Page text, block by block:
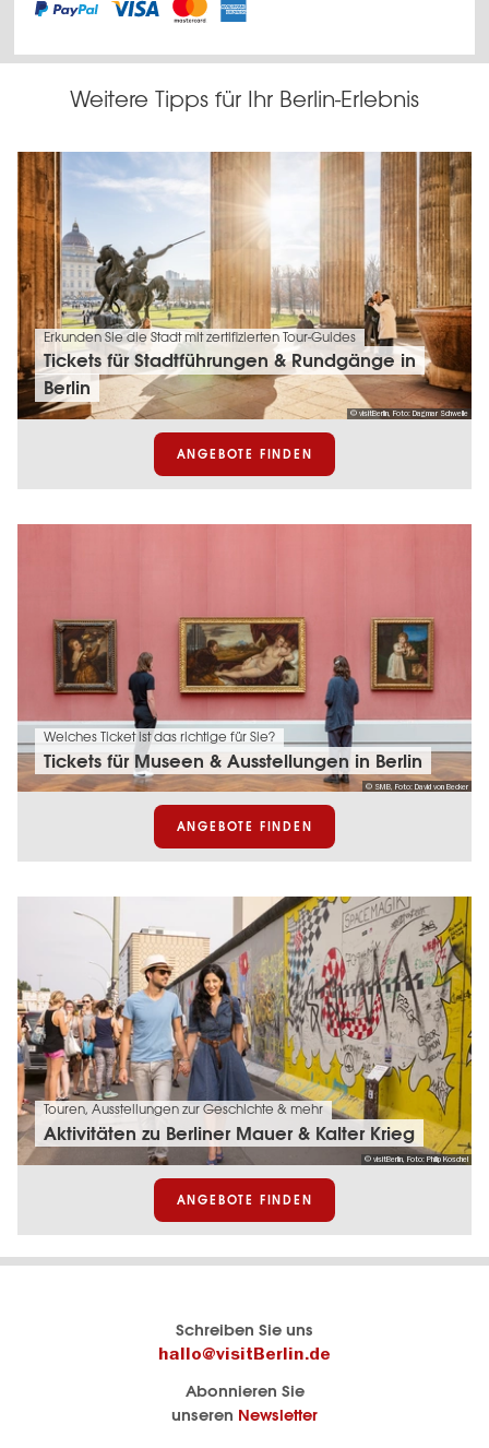
Weitere Tipps für Ihr Berlin-Erlebnis
© visitBerlin, Foto: Dagmar Schwelle
Erkunden Sie die Stadt mit zertifizierten Tour-Guides
Tickets für Stadtführungen & Rundgänge in
Berlin
ANGEBOTE FINDEN
© SMB, Foto: David von Becker
Welches Ticket ist das richtige für Sie?
Tickets für Museen & Ausstellungen in Berlin
ANGEBOTE FINDEN
© visitBerlin, Foto: Philip Koschel
Touren, Ausstellungen zur Geschichte & mehr
Aktivitäten zu Berliner Mauer & Kalter Krieg
ANGEBOTE FINDEN
Schreiben Sie uns
hallo@visitBerlin.de
Abonnieren Sie
unseren Newsletter